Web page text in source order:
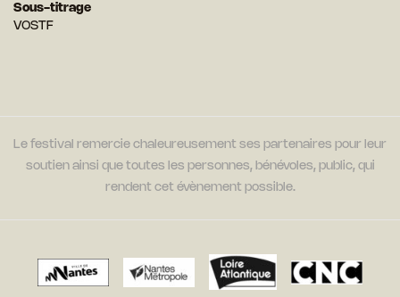
Sous-titrage
VOSTF
Le festival remercie chaleureusement ses partenaires pour leur
soutien ainsi que toutes les personnes, bénévoles, public, qui
rendent cet évènement possible.